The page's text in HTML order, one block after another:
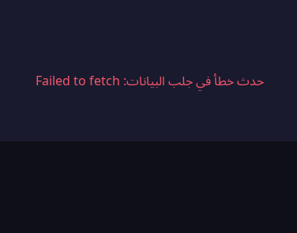
حدث خطأ في جلب البيانات: Failed to fetch